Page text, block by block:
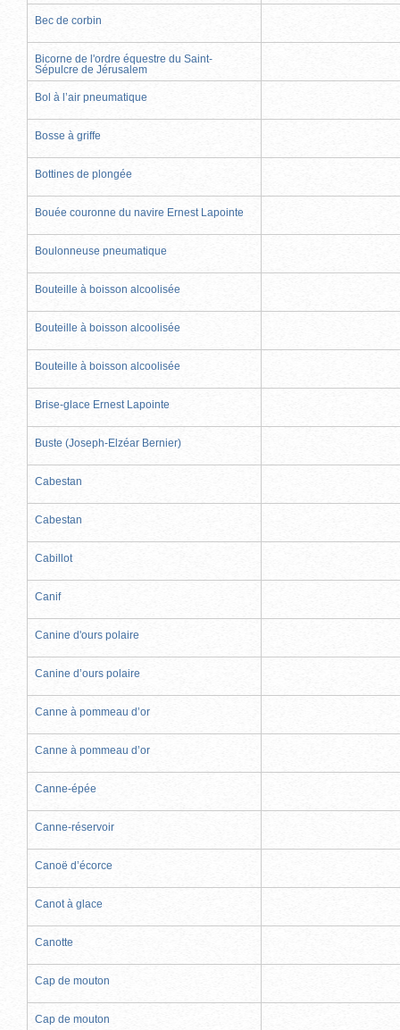
Bec de corbin
Bicorne de l'ordre équestre du Saint-
Sépulcre de Jérusalem
Bol à l’air pneumatique
Bosse à griffe
Bottines de plongée
Bouée couronne du navire Ernest Lapointe
Boulonneuse pneumatique
Bouteille à boisson alcoolisée
Bouteille à boisson alcoolisée
Bouteille à boisson alcoolisée
Brise-glace Ernest Lapointe
Buste (Joseph-Elzéar Bernier)
Cabestan
Cabestan
Cabillot
Canif
Canine d'ours polaire
Canine d’ours polaire
Canne à pommeau d’or
Canne à pommeau d’or
Canne-épée
Canne-réservoir
Canoë d’écorce
Canot à glace
Canotte
Cap de mouton
Cap de mouton